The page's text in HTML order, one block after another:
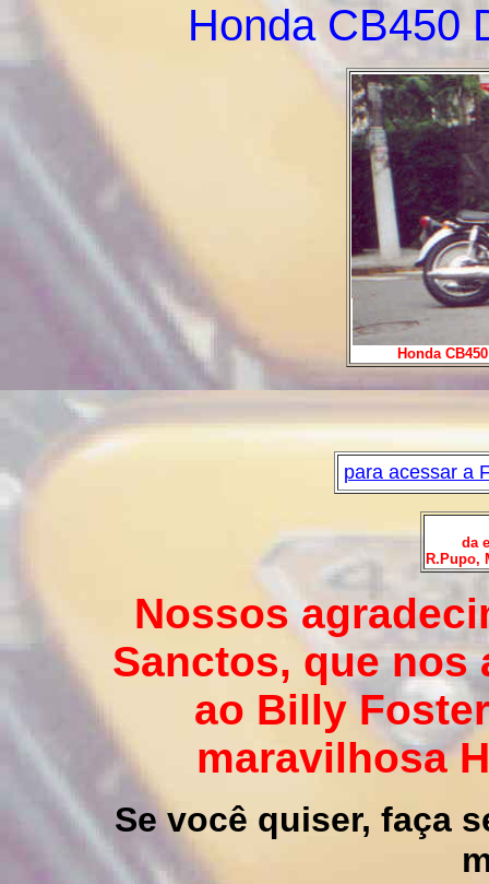
Honda CB450
Honda
para acessar a
da
R.Pupo,
Nossos
Sanctos, que nos
ao Billy
maravilhosa
Se você quiser, faça